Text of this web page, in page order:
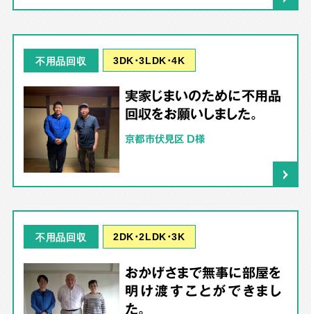
不用品回収 3DK･3LDK･4K
実家じまいのために不用品
回収をお願いしました。
京都市伏見区 D様
不用品回収 2DK･2LDK･3K
おかげさまで無事に部屋を
明け渡すことができまし
た。